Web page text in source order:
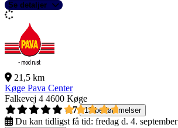
Se detaljer
21,5 km
Køge Pava Center
Falkevej 4 4600 Køge
4,7
13 bedømmelser
Du kan tidligst få tid: fredag d. 4. september